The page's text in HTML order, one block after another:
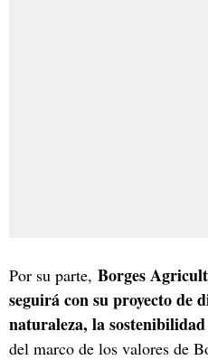
Por su parte, Borges
seguirá con su proyecto de
naturaleza, la
del marco de los valores de